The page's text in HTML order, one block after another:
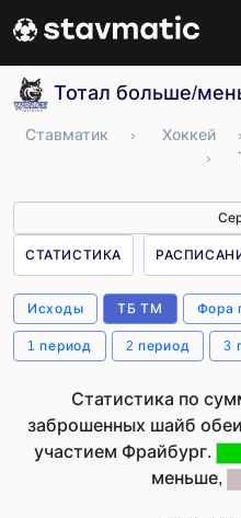
Тотал больше/
Ставматик › Хоккей ›
›
СТАТИСТИКА
Исходы ТБ ТМ Фора
1 период 2 период 3
Статистика по
заброшенных шайб
участием Фрайбург.
меньше,